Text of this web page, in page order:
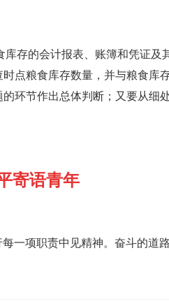
存的会计报表、账簿和凭证
点粮食库存数量，并与粮食库
环节作出总体判断；又要从细
寄语青年
一项职责中见精神。奋斗的道